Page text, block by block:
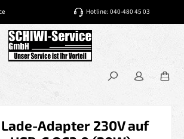
Hotline: 040-480 45 03
Lade-Adapter 230V auf